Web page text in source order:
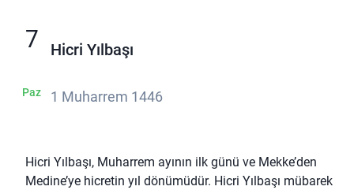
7
Paz
Hicri Yılbaşı
1 Muharrem 1446
Hicri Yılbaşı, Muharrem ayının ilk günü ve Mekke’den
Medine’ye hicretin yıl dönümüdür. Hicri Yılbaşı mübarek